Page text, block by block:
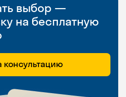
выбор —
на бесплатную
консультацию